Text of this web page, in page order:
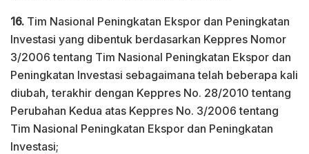
16. Tim Nasional Peningkatan Ekspor dan Peningkatan
Investasi yang dibentuk berdasarkan Keppres Nomor
3/2006 tentang Tim Nasional Peningkatan Ekspor dan
Peningkatan Investasi sebagaimana telah beberapa kali
diubah, terakhir dengan Keppres No. 28/2010 tentang
Perubahan Kedua atas Keppres No. 3/2006 tentang
Tim Nasional Peningkatan Ekspor dan Peningkatan
Investasi;